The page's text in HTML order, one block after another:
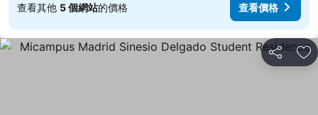
查看其他 5 個網站的價格 查看價格
分享 加